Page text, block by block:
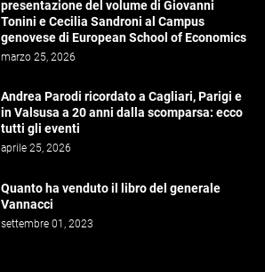
presentazione del volume di Giovanni
Tonini e Cecilia Sandroni al Campus
genovese di European School of Economics
marzo 25, 2026
Andrea Parodi ricordato a Cagliari, Parigi e
in Valsusa a 20 anni dalla scomparsa: ecco
tutti gli eventi
aprile 25, 2026
Quanto ha venduto il libro del generale
Vannacci
settembre 01, 2023